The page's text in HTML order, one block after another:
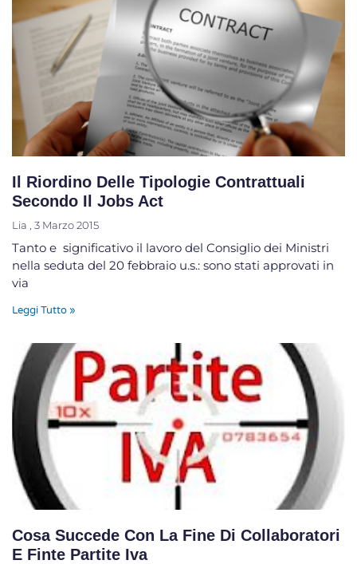
Il Riordino Delle Tipologie Contrattuali
Secondo Il Jobs Act
Lia 3 Marzo 2015
Tanto e significativo il lavoro del Consiglio dei Ministri
nella seduta del 20 febbraio u.s.: sono stati approvati in
via
Leggi Tutto »
Cosa Succede Con La Fine Di Collaboratori
E Finte Partite Iva